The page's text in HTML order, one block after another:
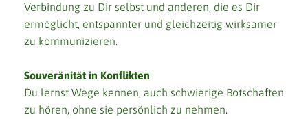
Verbindung zu Dir selbst und anderen, die es Dir
ermöglicht, entspannter und gleichzeitig wirksamer
zu kommunizieren.
Souveränität in Konflikten
Du lernst Wege kennen, auch schwierige Botschaften
zu hören, ohne sie persönlich zu nehmen.